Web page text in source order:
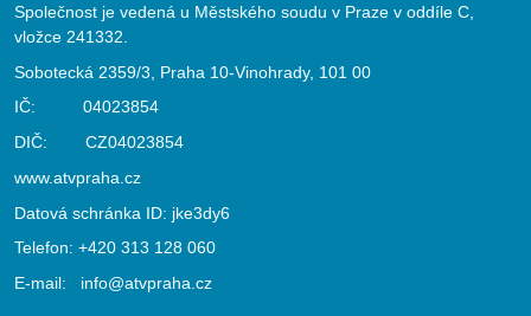
Společnost je vedená u Městského soudu v Praze v oddíle C,
vložce 241332.
Sobotecká 2359/3, Praha 10-Vinohrady, 101 00
IČ: 04023854
DIČ: CZ04023854
www.atvpraha.cz
Datová schránka ID: jke3dy6
Telefon: +420 313 128 060
E-mail: info@atvpraha.cz